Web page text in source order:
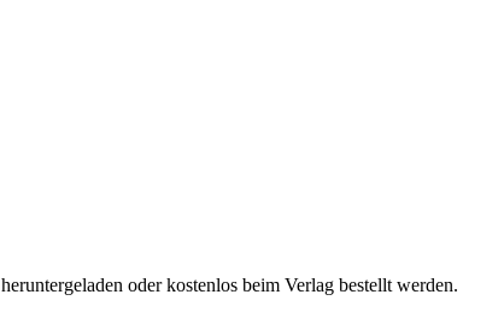
heruntergeladen oder kostenlos beim Verlag bestellt werden.